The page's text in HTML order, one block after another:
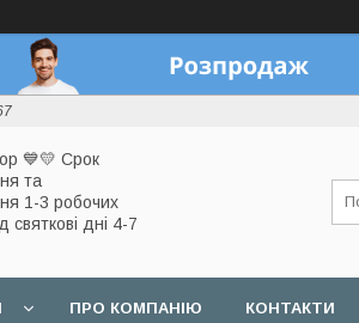
​💙💛 Срок
та
1-3 робочих
святкові дні 4-7
ПРО КОМПАНІЮ КОНТАКТИ